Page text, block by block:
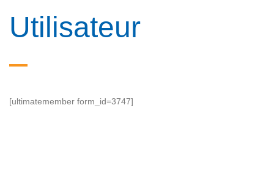
Utilisateur
[ultimatemember form_id=3747]